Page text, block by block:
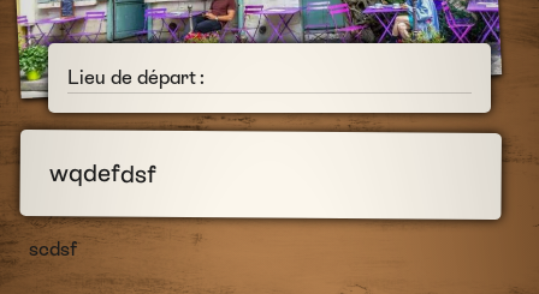
Lieu de départ :
wqdefdsf
scdsf